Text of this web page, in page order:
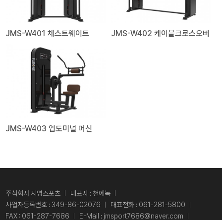
JMS-W401 체스트웨이트 JMS-W402 케이블크로스오버
JMS-W403 업도미널 머신
주식회사 지명스포츠
대표자 : 천에녹
사업자등록번호 : 349-86-02076
대표전화 : 061-281-5800
FAX : 061-287-7686
E-Mail : jmsport7686@naver.com